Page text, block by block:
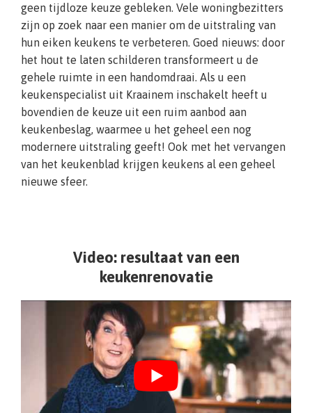
geen tijdloze keuze gebleken. Vele woningbezitters
zijn op zoek naar een manier om de uitstraling van
hun eiken keukens te verbeteren. Goed nieuws: door
het hout te laten schilderen transformeert u de
gehele ruimte in een handomdraai. Als u een
keukenspecialist uit Kraainem inschakelt heeft u
bovendien de keuze uit een ruim aanbod aan
keukenbeslag, waarmee u het geheel een nog
modernere uitstraling geeft! Ook met het vervangen
van het keukenblad krijgen keukens al een geheel
nieuwe sfeer.
Video: resultaat van een
keukenrenovatie